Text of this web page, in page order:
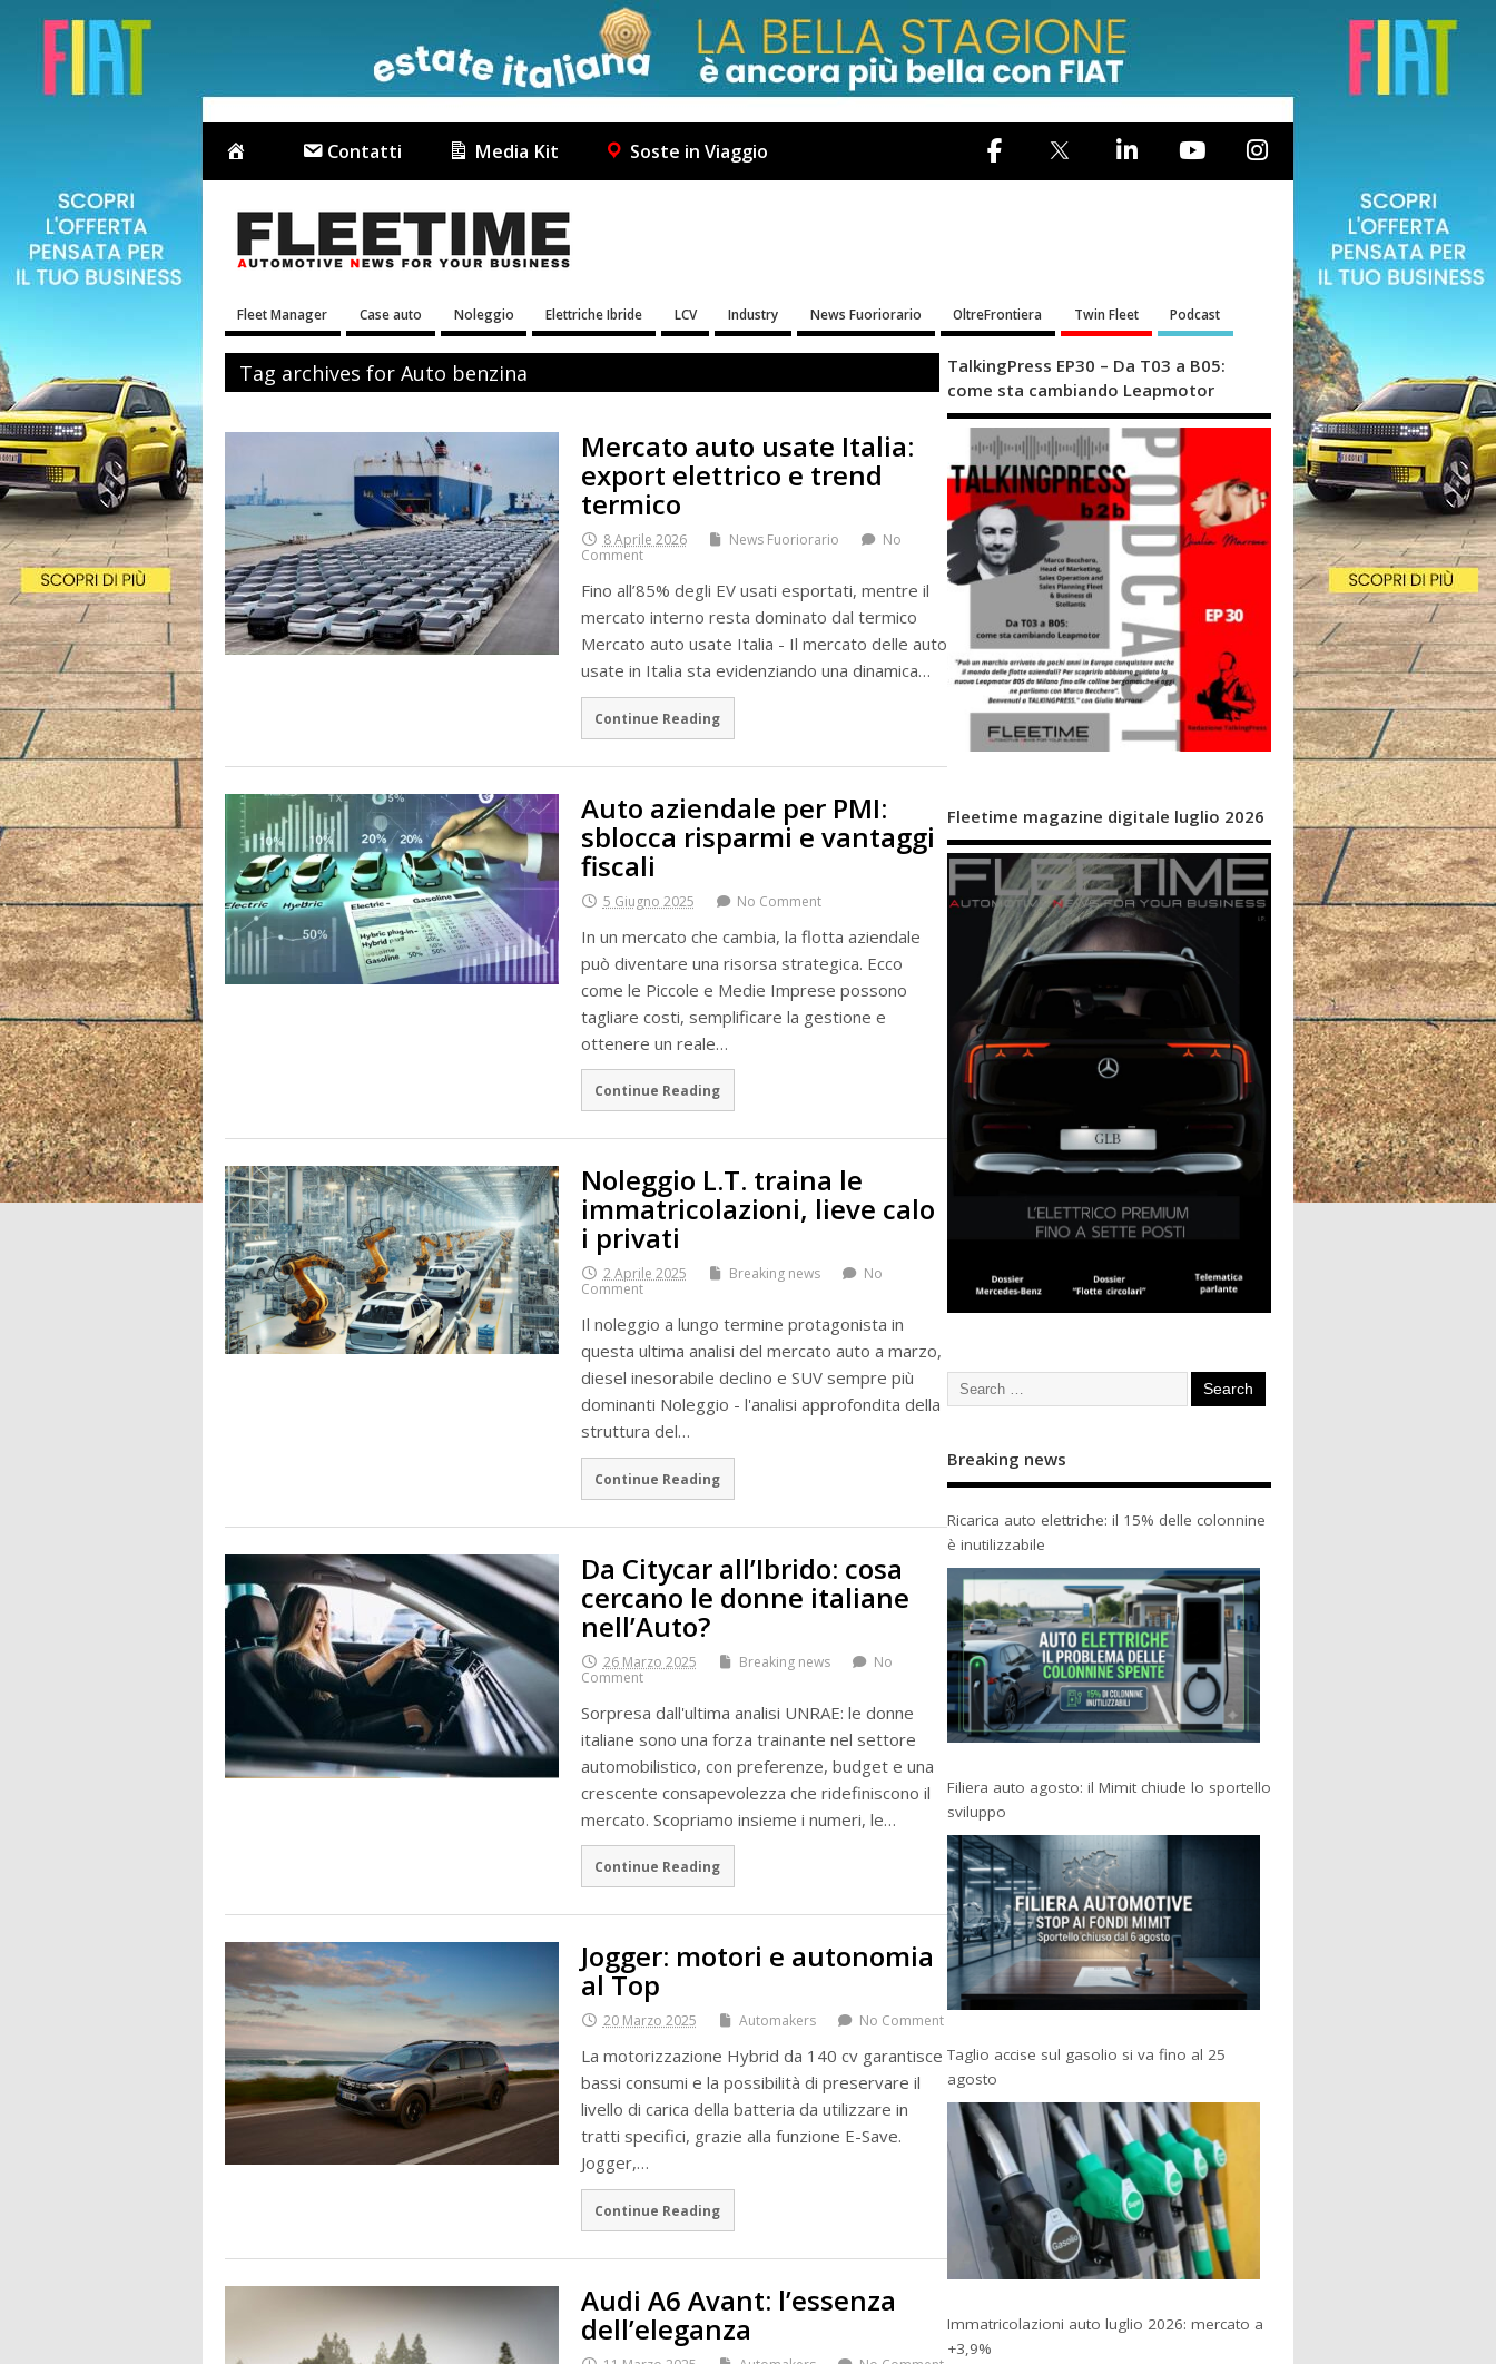
Contatti Media Kit Soste in Viaggio
Fleet Manager Case auto Noleggio Elettriche Ibride LCV Industry News Fuoriorario OltreFrontiera Twin Fleet Podcast
Tag archives for Auto benzina
Mercato auto usate Italia:
export elettrico e trend
termico
8 Aprile 2026 News Fuoriorario
No
Comment
Fino all’85% degli EV usati esportati, mentre il
mercato interno resta dominato dal termico
Mercato auto usate Italia - Il mercato delle auto
usate in Italia sta evidenziando una dinamica…
Continue Reading
Auto aziendale per PMI:
sblocca risparmi e vantaggi
fiscali
5 Giugno 2025 No Comment
In un mercato che cambia, la flotta aziendale
può diventare una risorsa strategica. Ecco
come le Piccole e Medie Imprese possono
tagliare costi, semplificare la gestione e
ottenere un reale…
Continue Reading
Noleggio L.T. traina le
immatricolazioni, lieve calo
i privati
2 Aprile 2025 Breaking news
No
Comment
Il noleggio a lungo termine protagonista in
questa ultima analisi del mercato auto a marzo,
diesel inesorabile declino e SUV sempre più
dominanti Noleggio - l'analisi approfondita della
struttura del…
Continue Reading
Da Citycar all’Ibrido: cosa
cercano le donne italiane
nell’Auto?
26 Marzo 2025 Breaking news
No
Comment
Sorpresa dall'ultima analisi UNRAE: le donne
italiane sono una forza trainante nel settore
automobilistico, con preferenze, budget e una
crescente consapevolezza che ridefiniscono il
mercato. Scopriamo insieme i numeri, le…
Continue Reading
Jogger: motori e autonomia
al Top
20 Marzo 2025 Automakers No Comment
La motorizzazione Hybrid da 140 cv garantisce
bassi consumi e la possibilità di preservare il
livello di carica della batteria da utilizzare in
tratti specifici, grazie alla funzione E-Save.
Jogger,…
Continue Reading
Audi A6 Avant: l’essenza
dell’eleganza
TalkingPress EP30 – Da T03 a B05:
come sta cambiando Leapmotor
Fleetime magazine digitale luglio 2026
Breaking news
Ricarica auto elettriche: il 15% delle colonnine
è inutilizzabile
Filiera auto agosto: il Mimit chiude lo sportello
sviluppo
Taglio accise sul gasolio si va fino al 25
agosto
Immatricolazioni auto luglio 2026: mercato a
+3,9%